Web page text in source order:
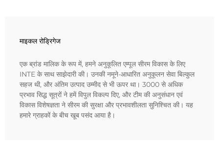
माइकल रोड्रिगेज
एक ब्रांड मालिक के रूप में, हमने अनुकूलित एम्पूल सीरम विकास के लिए
INTE के साथ साझेदारी की। उनकी नमूने-आधारित अनुकूलन सेवा बिल्कुल
सहज थी, और अंतिम उत्पाद उम्मीद से भी ऊपर था। 3000 से अधिक
प्रभाव सिद्ध सूत्रों ने हमें विपुल विकल्प दिए, और टीम की अनुसंधान एवं
विकास विशेषज्ञता ने सीरम की सुरक्षा और प्रभावशीलता सुनिश्चित की। यह
हमारे ग्राहकों के बीच खूब पसंद आया है।